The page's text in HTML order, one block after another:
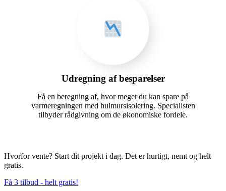
Udregning af besparelser
Få en beregning af, hvor meget du kan spare på
varmeregningen med hulmursisolering. Specialisten
tilbyder rådgivning om de økonomiske fordele.
Hvorfor vente? Start dit projekt i dag. Det er hurtigt, nemt og helt
gratis.
Få 3 tilbud - helt gratis!